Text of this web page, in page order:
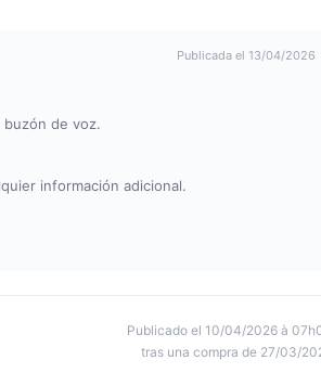
Publicada el 13/04/2026
buzón de voz.
información adicional.
Publicado el 10/04/2026 à
tras una compra de 27/03/